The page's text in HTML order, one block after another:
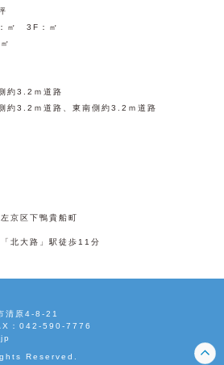
㎡ 3F：㎡
約3.2ｍ道路
約3.2ｍ道路、東南側約3.2ｍ道路
京区下鴨貴船町
北大路」駅徒歩11分
清原4-8-21
：042-590-7776
Reserved.